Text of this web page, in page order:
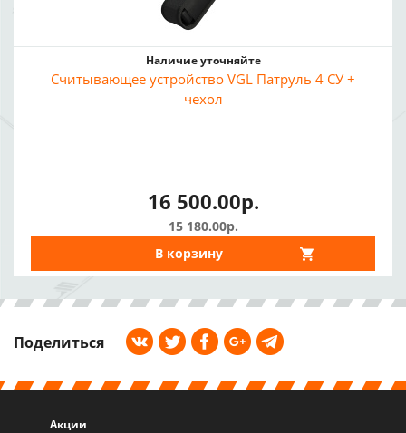
Наличие уточняйте
Считывающее устройство VGL Патруль 4 СУ +
чехол
16 500.00р.
15 180.00р.
В корзину
Поделиться
Акции